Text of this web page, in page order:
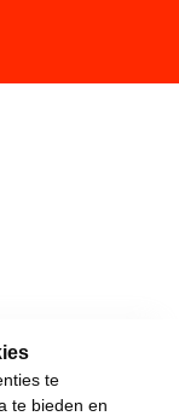
te
te bieden en